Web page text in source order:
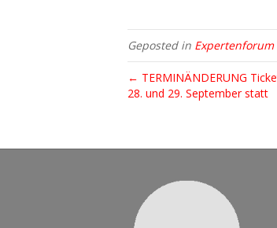
Geposted in Expertenforum
← TERMINÄNDERUNG
28. und 29. September statt